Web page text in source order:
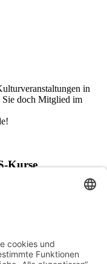
in
Sie doch Mitglied im
Kurse
ihrer Kurse.